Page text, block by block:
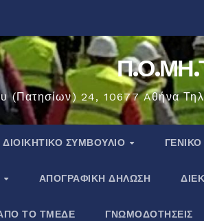
(Πατησίων) 24, 10677 Aθήνα
ΔΙΟΙΚΗΤΙΚΟ ΣΥΜΒΟΥΛΙΟ
ΑΠΟΓΡΑΦΙΚΗ ΔΗΛΩΣΗ
ΤΟ ΤΜΕΔΕ ΓΝΩΜΟΔΟΤΗΣΕΙΣ